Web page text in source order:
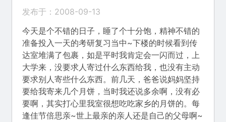
发布于：2008-09-13
今天是个不错的日子，睡了个十分饱，精神不错的
准备投入一天的考研复习当中~下楼的时候看到传
达室堆满了包裹，如是平时我肯定会一闪而过，上
大学来，没要求人寄过什么东西给我，也没有主动
要求别人寄些什么东西。前几天，爸爸说妈妈坚持
要给我寄来几个月饼，当时我还说多余啊，没有必
要啊，其实打心里我室很想吃吃家乡的月饼的。每
逢佳节倍思亲~世上最亲的亲人还是自己的父母啊~